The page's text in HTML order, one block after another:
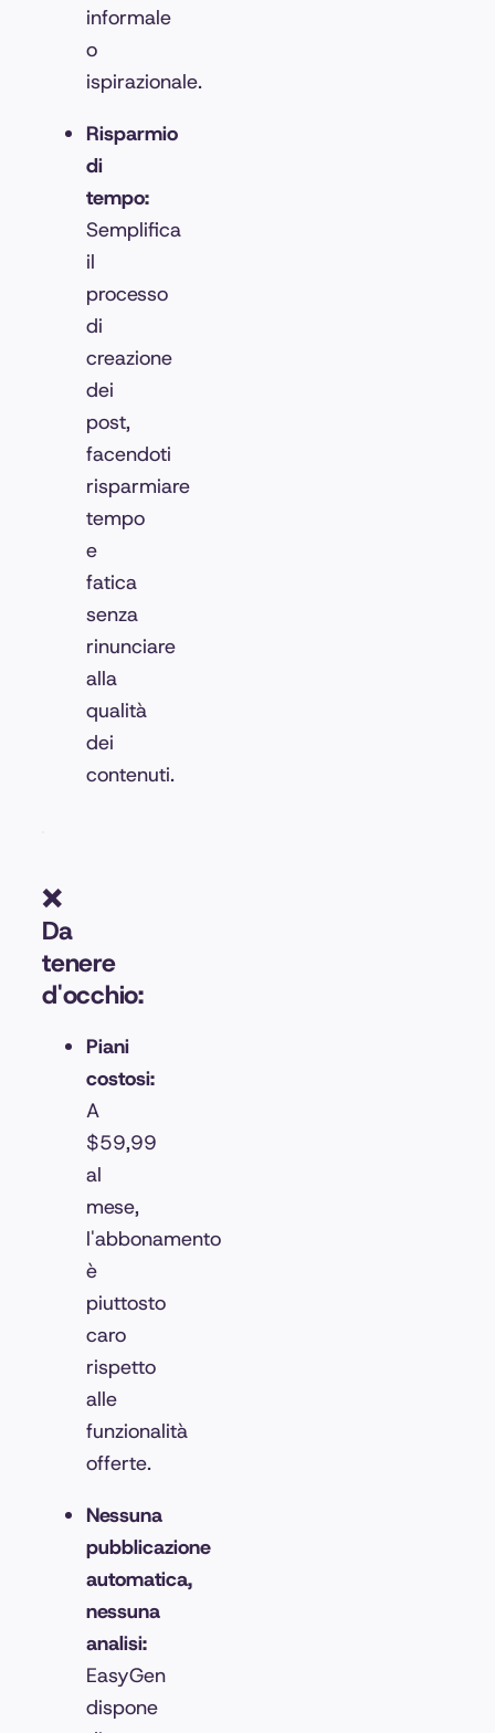
informale
o
ispirazionale.
Risparmio
di
tempo:
Semplifica
il
processo
di
creazione
dei
post,
facendoti
risparmiare
tempo
e
fatica
senza
rinunciare
alla
qualità
dei
contenuti.
❌
Da
tenere
d'occhio:
Piani
costosi:
A
$59,99
al
mese,
l'abbonamento
è
piuttosto
caro
rispetto
alle
funzionalità
offerte.
Nessuna
pubblicazione
automatica,
nessuna
analisi:
EasyGen
dispone